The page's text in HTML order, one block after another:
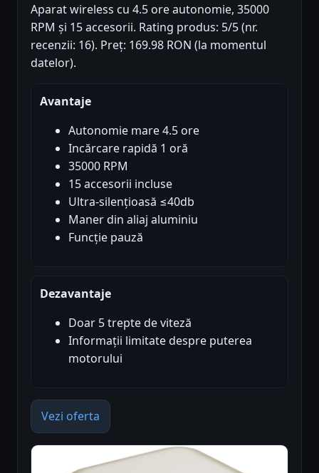
Aparat wireless cu 4.5 ore autonomie, 35000
RPM și 15 accesorii. Rating produs: 5/5 (nr.
recenzii: 16). Preț: 169.98 RON (la momentul
datelor).
Avantaje
Autonomie mare 4.5 ore
Incărcare rapidă 1 oră
35000 RPM
15 accesorii incluse
Ultra-silențioasă ≤40db
Maner din aliaj aluminiu
Funcție pauză
Dezavantaje
Doar 5 trepte de viteză
Informații limitate despre puterea
motorului
Vezi oferta